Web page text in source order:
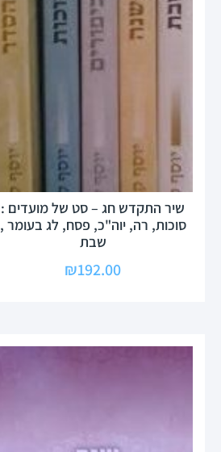
שיר התקדש חג – סט של מועדים :
סוכות, רה, יוה"כ, פסח, לג בעומר ,
שבת
₪192.00